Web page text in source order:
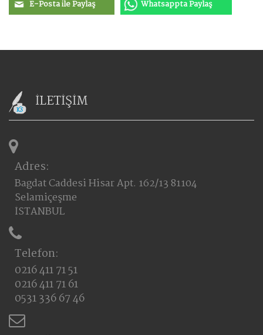
E-Posta ile Paylaş Whatsappta Paylaş
İLETİŞİM
Adres:
Bagdat Caddesi Hisar Apt. 162/13 81104
Selamiçeşme
İSTANBUL
Telefon:
0216 411 71 51
0216 411 71 61
0531 336 67 46